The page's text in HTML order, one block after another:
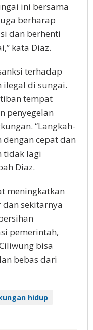
ini bersama
berharap
dan berhenti
kata Diaz.
terhadap
ilegal di sungai.
tempat
penyegelan
“Langkah-
cepat dan
tidak lagi
Diaz.
meningkatkan
sekitarnya
pemerintah,
bisa
bebas dari
hidup